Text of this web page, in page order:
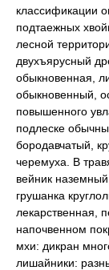
классификации
подтаежных
лесной
двухъярусный
обыкновенная,
обыкновенный,
повышенного
подлеске
бородавчатый,
черемуха. В
вейник
грушанка
лекарственная,
напочвенном
мхи: дикран
лишайники: